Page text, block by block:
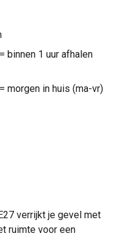
= binnen 1 uur afhalen
= morgen in huis (ma-vr)
verrijkt je gevel met
ruimte voor een